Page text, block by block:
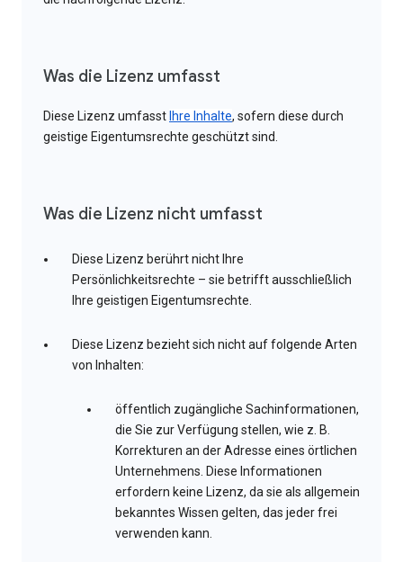
Was die Lizenz umfasst
Diese Lizenz umfasst Ihre Inhalte, sofern diese durch
geistige Eigentumsrechte geschützt sind.
Was die Lizenz nicht umfasst
Diese Lizenz berührt nicht Ihre
Persönlichkeitsrechte – sie betrifft ausschließlich
Ihre geistigen Eigentumsrechte.
Diese Lizenz bezieht sich nicht auf folgende Arten
von Inhalten:
öffentlich zugängliche Sachinformationen,
die Sie zur Verfügung stellen, wie z. B.
Korrekturen an der Adresse eines örtlichen
Unternehmens. Diese Informationen
erfordern keine Lizenz, da sie als allgemein
bekanntes Wissen gelten, das jeder frei
verwenden kann.